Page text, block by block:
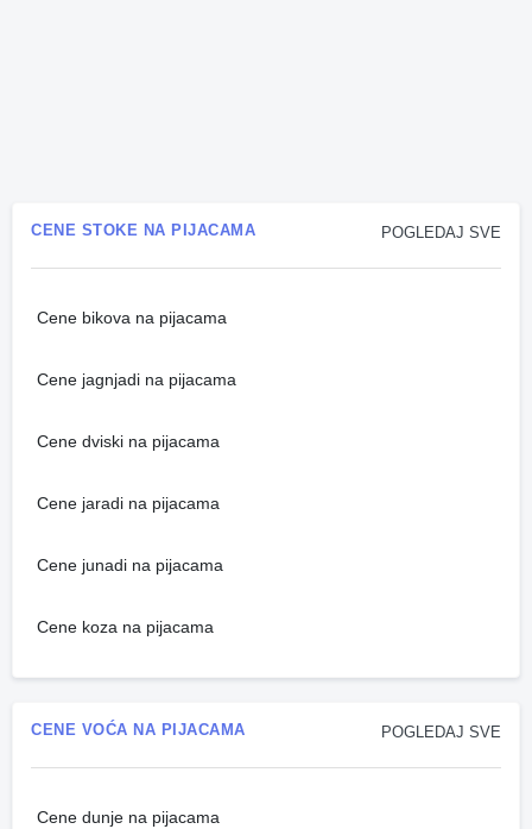
POGLEDAJ SVE
CENE STOKE NA PIJACAMA
Cene bikova na pijacama
Cene jagnjadi na pijacama
Cene dviski na pijacama
Cene jaradi na pijacama
Cene junadi na pijacama
Cene koza na pijacama
POGLEDAJ SVE
CENE VOĆA NA PIJACAMA
Cene dunje na pijacama